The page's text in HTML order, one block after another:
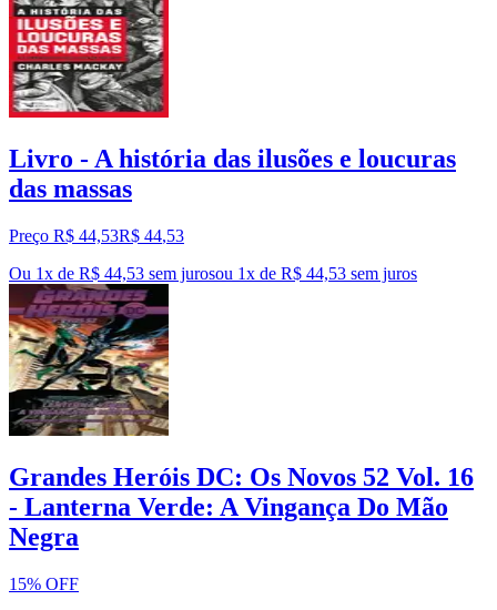
Livro - A história das ilusões e loucuras
das massas
Preço R$ 44,53R$ 44,53
Ou 1x de R$ 44,53 sem jurosou 1x de R$ 44,53 sem juros
Grandes Heróis DC: Os Novos 52 Vol. 16
- Lanterna Verde: A Vingança Do Mão
Negra
15% OFF